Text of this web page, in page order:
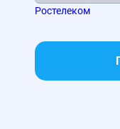
Ростелеком